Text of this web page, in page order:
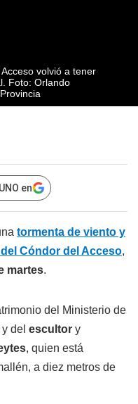
volvió a tener
Foto: Orlando
en
tormenta de viento y
Cóndor del Acceso,
martes.
del Ministerio de
del escultor y
, quien está
a diez metros de